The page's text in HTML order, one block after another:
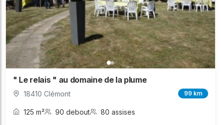
" Le relais " au domaine de la plume
18410 Clémont 99 km
125 m² 90 debout 80 assises